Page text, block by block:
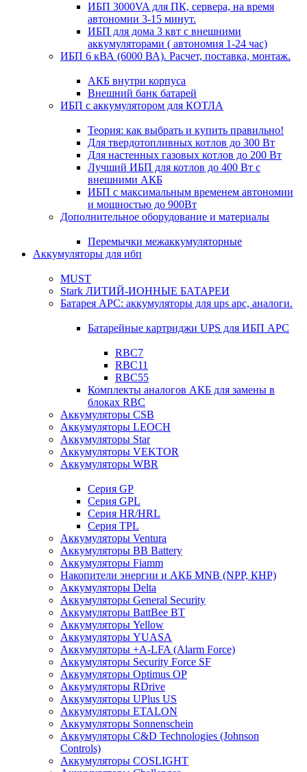
ИБП 3000VA для ПК, сервера, на время
автономии 3-15 минут.
ИБП для дома 3 квт с внешними
аккумуляторами ( автономия 1-24 час)
ИБП 6 кВА (6000 ВА). Расчет, поставка, монтаж.
АКБ внутри корпуса
Внешний банк батарей
ИБП с аккумулятором для КОТЛА
Теория: как выбрать и купить правильно!
Для твердотопливных котлов до 300 Вт
Для настенных газовых котлов до 200 Вт
Лучший ИБП для котлов до 400 Вт с
внешними АКБ
ИБП с максимальным временем автономии
и мощностью до 900Вт
Дополнительное оборудование и материалы
Перемычки межаккумуляторные
Аккумуляторы для ибп
MUST
Stark ЛИТИЙ-ИОННЫЕ БАТАРЕИ
Батарея APC: аккумуляторы для ups apc, аналоги.
Батарейные картриджи UPS для ИБП APC
RBC7
RBC11
RBC55
Комплекты аналогов АКБ для замены в
блоках RBC
Аккумуляторы CSB
Аккумуляторы LEOCH
Аккумуляторы Star
Аккумуляторы VEKTOR
Аккумуляторы WBR
Cерия GP
Серия GPL
Серия HR/HRL
Серия TPL
Аккумуляторы Ventura
Аккумуляторы BB Battery
Аккумуляторы Fiamm
Накопители энергии и АКБ MNB (NPP, КНР)
Аккумуляторы Delta
Аккумуляторы General Security
Аккумуляторы BattBee BT
Аккумуляторы Yellow
Аккумуляторы YUASA
Аккумуляторы +A-LFA (Alarm Force)
Аккумуляторы Security Force SF
Аккумуляторы Optimus OP
Аккумуляторы RDrive
Аккумуляторы UPlus US
Аккумуляторы ETALON
Аккумуляторы Sonnenschein
Аккумуляторы С&D Technologies (Johnson
Controls)
Аккумуляторы COSLIGHT